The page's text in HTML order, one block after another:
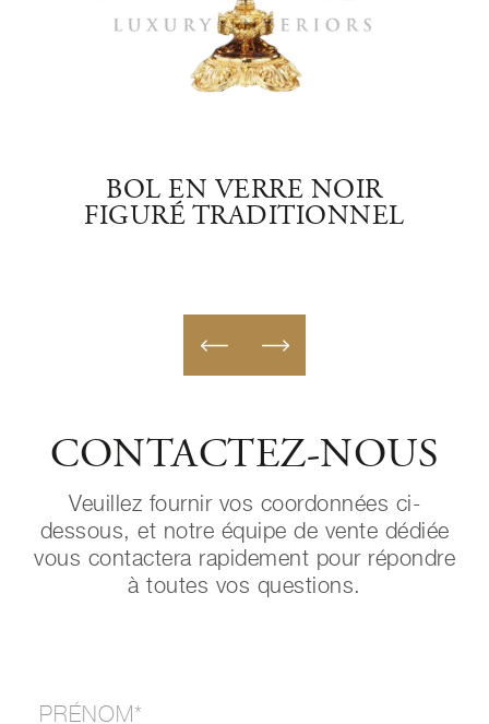
BOL EN VERRE NOIR
FIGURÉ TRADITIONNEL
CONTACTEZ-NOUS
Veuillez fournir vos coordonnées ci-
dessous, et notre équipe de vente dédiée
vous contactera rapidement pour répondre
à toutes vos questions.